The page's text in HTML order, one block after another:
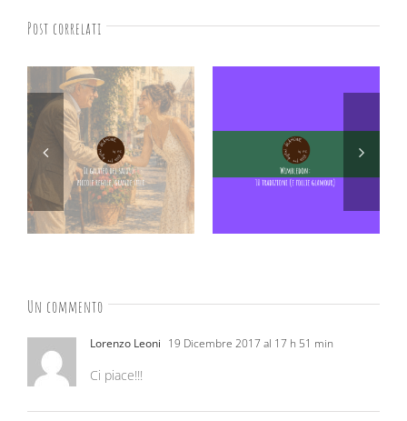
Post correlati
Un commento
Lorenzo Leoni 19 Dicembre 2017 al 17 h 51 min
Ci piace!!!